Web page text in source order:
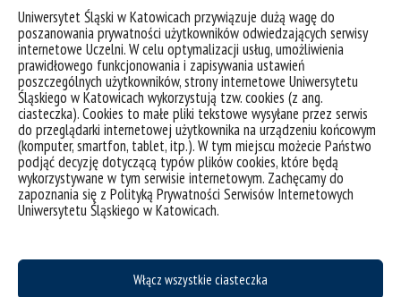
Uniwersytet Śląski w Katowicach przywiązuje dużą wagę do
poszanowania prywatności użytkowników odwiedzających serwisy
internetowe Uczelni. W celu optymalizacji usług, umożliwienia
prawidłowego funkcjonowania i zapisywania ustawień
poszczególnych użytkowników, strony internetowe Uniwersytetu
Śląskiego w Katowicach wykorzystują tzw. cookies (z ang.
ciasteczka). Cookies to małe pliki tekstowe wysyłane przez serwis
do przeglądarki internetowej użytkownika na urządzeniu końcowym
(komputer, smartfon, tablet, itp.). W tym miejscu możecie Państwo
podjąć decyzję dotyczącą typów plików cookies, które będą
wykorzystywane w tym serwisie internetowym. Zachęcamy do
zapoznania się z Polityką Prywatności Serwisów Internetowych
Uniwersytetu Śląskiego w Katowicach.
Włącz wszystkie ciasteczka
deklaracja dostępności